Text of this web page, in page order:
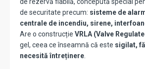
de rezervă fiabilă, concepută special
de securitate precum: sisteme de
centrale de incendiu, sirene,
Are o construcție VRLA (Valve
gel, ceea ce înseamnă că este sigilat,
necesită întreținere.